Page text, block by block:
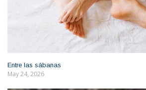
Entre las sábanas
May 24, 2026